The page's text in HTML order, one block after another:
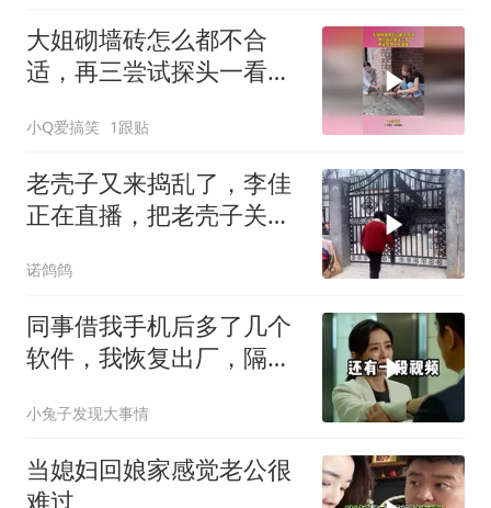
大姐砌墙砖怎么都不合
适，再三尝试探头一看，
小Q爱搞笑 1跟贴
老壳子又来捣乱了，李佳
正在直播，把老壳子关在
诺鸽鸽
同事借我手机后多了几个
软件，我恢复出厂，隔壁
小兔子发现大事情
当媳妇回娘家感觉老公很
难过